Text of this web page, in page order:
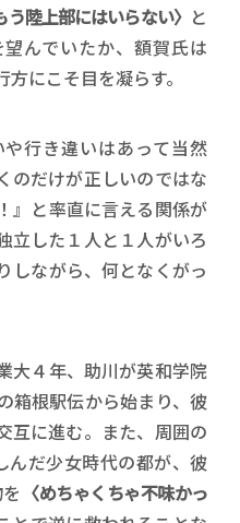
陸上部にはいらない〉 と
んでいたか、額賀氏は
にこそ目を凝らす。
や行き違いはあって当然
のだけが正しいのではな
』と率直に言える関係が
立した１人と１人がいろ
しながら、何となくがっ
大４年、助川が英和学院
箱根駅伝から始まり、彼
互に進む。また、周囲の
んだ少女時代の都が、彼
〈めちゃくちゃ不味かっ